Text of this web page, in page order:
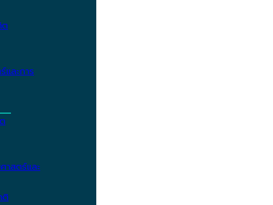
ต
ละการ
สตร์และ
ติ